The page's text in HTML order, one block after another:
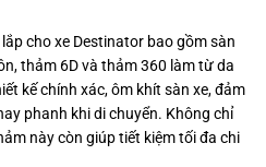
cho xe Destinator bao gồm sàn
thảm 6D và thảm 360 làm từ da
kế chính xác, ôm khít sàn xe, đảm
phanh khi di chuyển. Không chỉ
này còn giúp tiết kiệm tối đa chi